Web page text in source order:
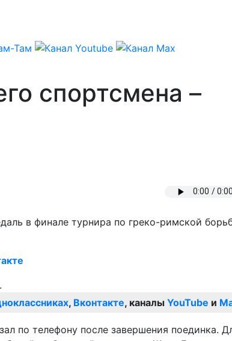
спортсмена –
в финале турнира по греко-римской
, Вконтакте, каналы YouTube и
по телефону после завершения поединка.